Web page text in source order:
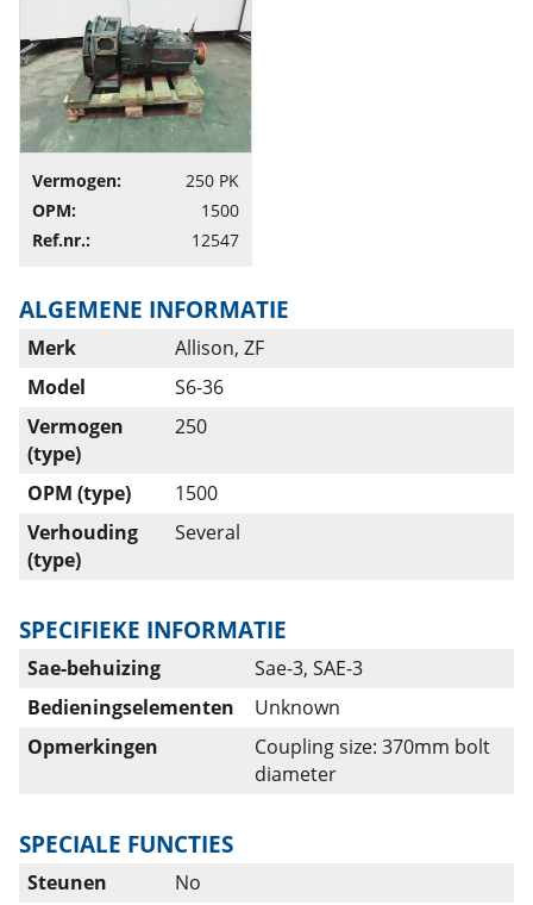
Vermogen:
250 PK
OPM:
1500
Ref.nr.:
12547
ALGEMENE INFORMATIE
Merk
Allison, ZF
Model
S6-36
Vermogen
(type)
250
OPM (type)
1500
Verhouding
(type)
Several
SPECIFIEKE INFORMATIE
Sae-behuizing
Sae-3, SAE-3
Bedieningselementen
Unknown
Opmerkingen
Coupling size: 370mm bolt
diameter
SPECIALE FUNCTIES
Steunen
No